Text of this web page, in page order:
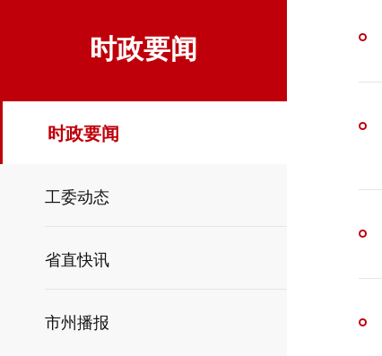
时政要闻
时政要闻
工委动态
省直快讯
市州播报